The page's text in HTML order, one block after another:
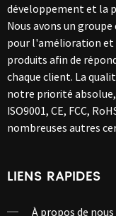
développement et la
Nous avons un
pour l'amélioration et
produits afin de
chaque client. La
notre priorité
ISO9001, CE, FCC,
nombreuses autres
LIENS RAPIDES
À propos de nous